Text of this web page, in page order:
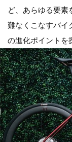
ど、あらゆる要素
難なくこなすバイ
の進化ポイントを